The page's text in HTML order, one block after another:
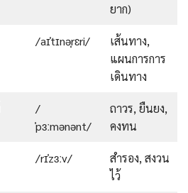
ยาก)
/aɪˈtɪnəˌrɛri/
เส้นทาง,
แผนการการ
เดินทาง
/
ˈpɜːmənənt/
ถาวร, ยืนยง,
คงทน
/rɪˈzɜːv/
สำรอง, สงวน
ไว้